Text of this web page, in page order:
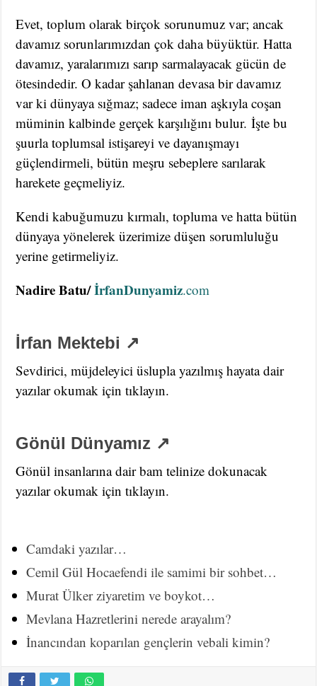
Evet, toplum olarak birçok sorunumuz var; ancak
davamız sorunlarımızdan çok daha büyüktür. Hatta
davamız, yaralarımızı sarıp sarmalayacak gücün de
ötesindedir. O kadar şahlanan devasa bir davamız
var ki dünyaya sığmaz; sadece iman aşkıyla coşan
müminin kalbinde gerçek karşılığını bulur. İşte bu
şuurla toplumsal istişareyi ve dayanışmayı
güçlendirmeli, bütün meşru sebeplere sarılarak
harekete geçmeliyiz.
Kendi kabuğumuzu kırmalı, topluma ve hatta bütün
dünyaya yönelerek üzerimize düşen sorumluluğu
yerine getirmeliyiz.
Nadire Batu/İrfanDunyamiz.com
İrfan Mektebi ↗
Sevdirici, müjdeleyici üslupla yazılmış hayata dair
yazılar okumak için tıklayın.
Gönül Dünyamız ↗
Gönül insanlarına dair bam telinize dokunacak
yazılar okumak için tıklayın.
Camdaki yazılar…
Cemil Gül Hocaefendi ile samimi bir sohbet…
Murat Ülker ziyaretim ve boykot…
Mevlana Hazretlerini nerede arayalım?
İnancından koparılan gençlerin vebali kimin?